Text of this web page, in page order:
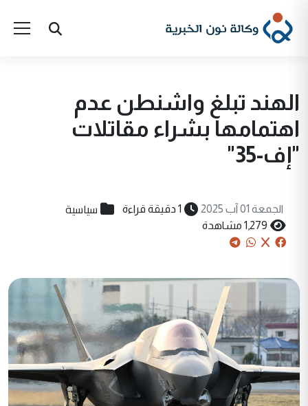
الهند تبلغ واشنطن عدم
اهتمامها بشراء مقاتلات
"إف-35"
الجمعة 01 آب 2025 1 دقيقة قراءة سياسية
1,279 مشاهدة